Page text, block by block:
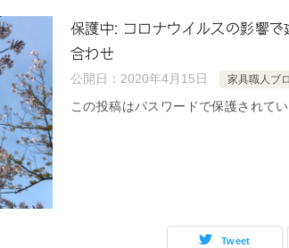
保護中: コロナウイルスの影響
合わせ
公開日： 2020年4月15日 家具職人ブ
この投稿はパスワードで保護されて
Tweet